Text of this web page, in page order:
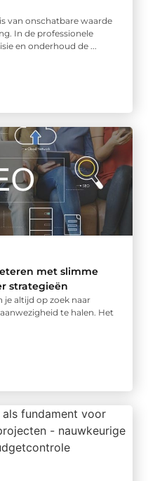
van onschatbare waarde
In de professionele
en onderhoud de ...
met slimme
strategieën
je altijd op zoek naar
te halen. Het